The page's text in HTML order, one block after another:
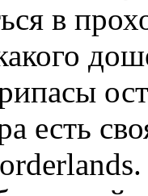
в
есть